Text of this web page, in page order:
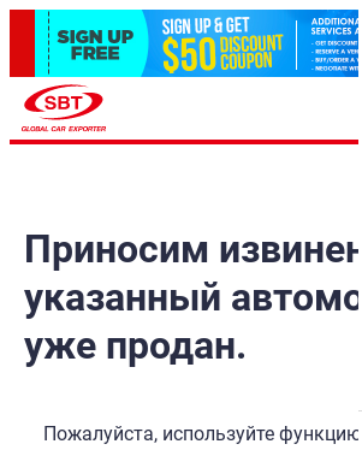
Приносим
указанный
уже продан.
Пожалуйста, используйте функцию